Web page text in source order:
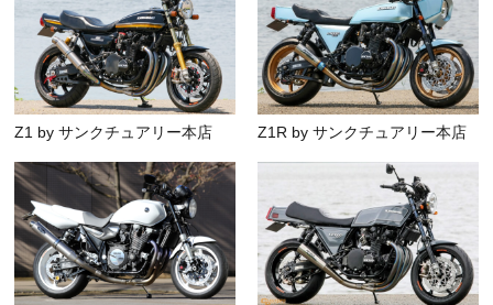
Z1 by サンクチュアリー本店 Z1R by サンクチュアリー本店